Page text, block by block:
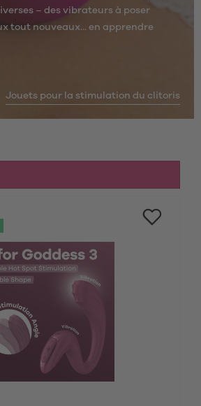
– des vibrateurs à poser
tout nouveaux... en apprendre
Jouets pour la stimulation du clitoris